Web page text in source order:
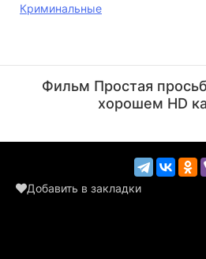
Криминальные
(Funeral Guest,...)
Фильм Простая
хорошем HD
Добавить в закладки